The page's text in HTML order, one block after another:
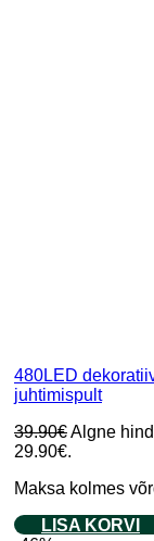
480LED
juhtimispult
39.90€Algne
29.90€.
Maksa kolmes
LISA KORVI